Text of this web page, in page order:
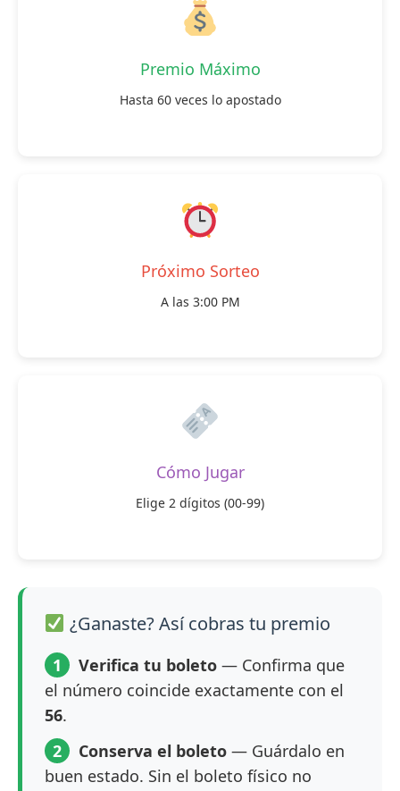
Premio Máximo
Hasta 60 veces lo apostado
Próximo Sorteo
A las 3:00 PM
Cómo Jugar
Elige 2 dígitos (00-99)
¿Ganaste? Así cobras tu premio
1 Verifica tu boleto — Confirma que
el número coincide exactamente con el
56.
2
Conserva el boleto — Guárdalo en
buen estado. Sin el boleto físico no